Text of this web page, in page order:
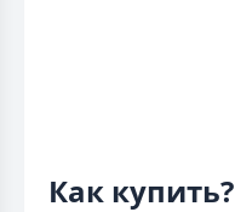
Как купить?